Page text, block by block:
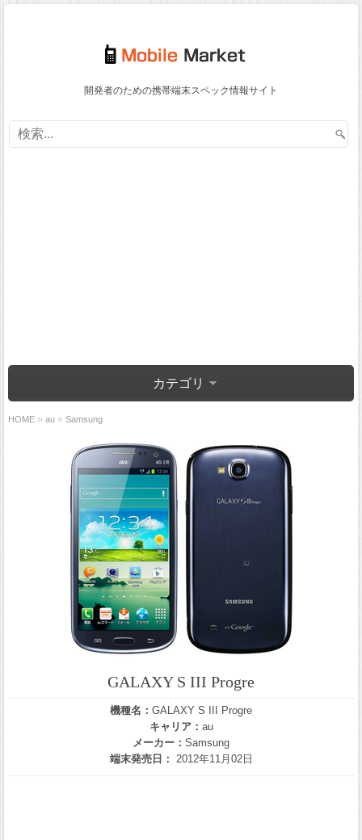
開発者のための携帯端末スペック情報サイト
カテゴリ
HOME » au » Samsung
GALAXY S III Progre
機種名： GALAXY S III Progre
キャリア： au
メーカー： Samsung
端末発売日： 2012年11月02日